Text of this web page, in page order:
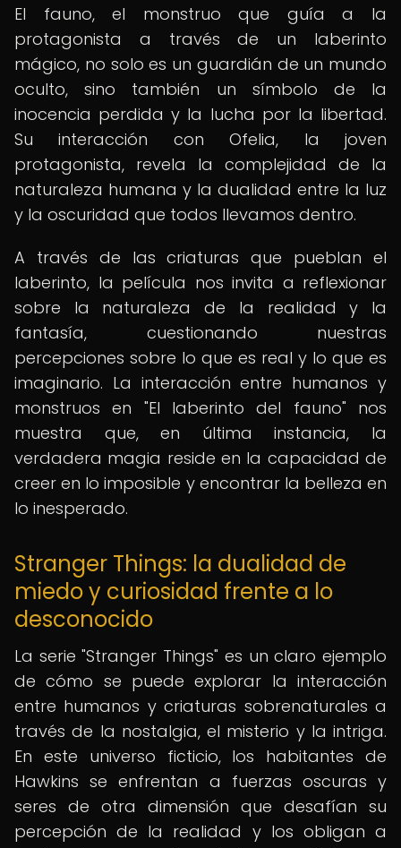
El fauno, el monstruo que guía a la
protagonista a través de un laberinto
mágico, no solo es un guardián de un mundo
oculto, sino también un símbolo de la
inocencia perdida y la lucha por la libertad.
Su interacción con Ofelia, la joven
protagonista, revela la complejidad de la
naturaleza humana y la dualidad entre la luz
y la oscuridad que todos llevamos dentro.
A través de las criaturas que pueblan el
laberinto, la película nos invita a reflexionar
sobre la naturaleza de la realidad y la
fantasía, cuestionando nuestras
percepciones sobre lo que es real y lo que es
imaginario. La interacción entre humanos y
monstruos en "El laberinto del fauno" nos
muestra que, en última instancia, la
verdadera magia reside en la capacidad de
creer en lo imposible y encontrar la belleza en
lo inesperado.
Stranger Things: la dualidad de
miedo y curiosidad frente a lo
desconocido
La serie "Stranger Things" es un claro ejemplo
de cómo se puede explorar la interacción
entre humanos y criaturas sobrenaturales a
través de la nostalgia, el misterio y la intriga.
En este universo ficticio, los habitantes de
Hawkins se enfrentan a fuerzas oscuras y
seres de otra dimensión que desafían su
percepción de la realidad y los obligan a